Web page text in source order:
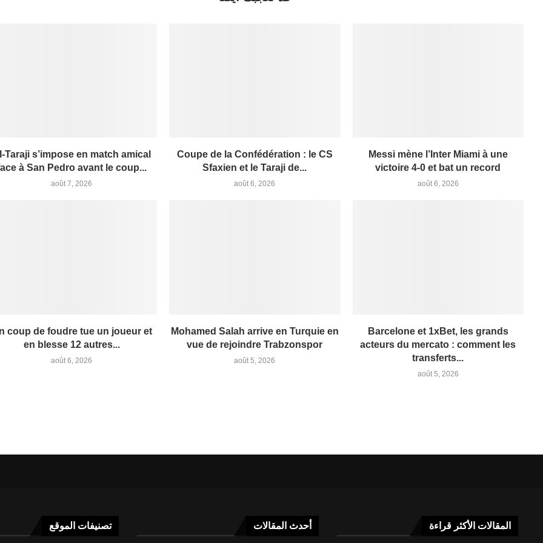
Taraji s’impose en match amical
à San Pedro avant le coup...
août 7, 2026
Coupe de la Confédération : le CS
Sfaxien et le Taraji de...
août 6, 2026
Messi mène l’Inter Miami à une
victoire 4-0 et bat un record
août 6, 2026
coup de foudre tue un joueur et
en blesse 12 autres...
août 6, 2026
Mohamed Salah arrive en Turquie en
vue de rejoindre Trabzonspor
août 5, 2026
Barcelone et 1xBet, les grands
acteurs du mercato : comment les
transferts...
août 5, 2026
تصنيفات الموقع أحدث المقالات المقالات الأكثر قراءة